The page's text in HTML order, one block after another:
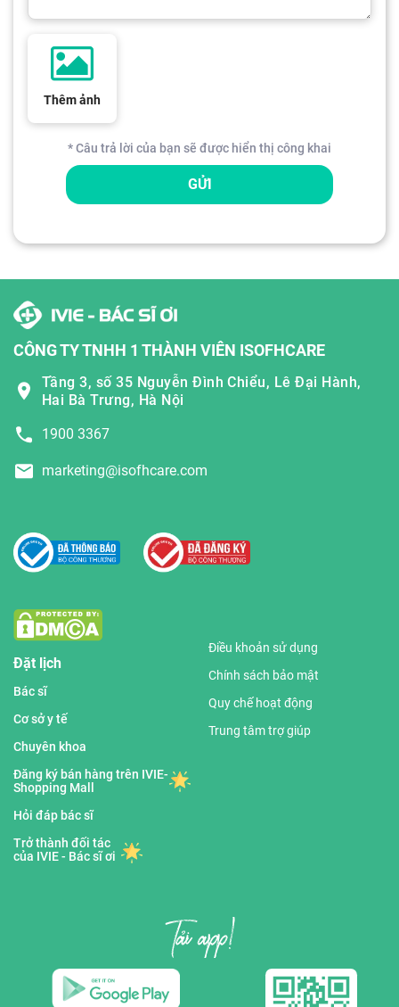
Thêm ảnh
* Câu trả lời của bạn sẽ được hiển thị công khai
GỬI
CÔNG TY TNHH 1 THÀNH VIÊN ISOFHCARE
Tầng 3, số 35 Nguyễn Đình Chiểu, Lê Đại Hành,
Hai Bà Trưng, Hà Nội
1900 3367
marketing@isofhcare.com
Đặt lịch
Bác sĩ
Cơ sở y tế
Chuyên khoa
Đăng ký bán hàng trên IVIE-
Shopping Mall
Hỏi đáp bác sĩ
Trở thành đối tác
của IVIE - Bác sĩ ơi
Điều khoản sử dụng
Chính sách bảo mật
Quy chế hoạt động
Trung tâm trợ giúp